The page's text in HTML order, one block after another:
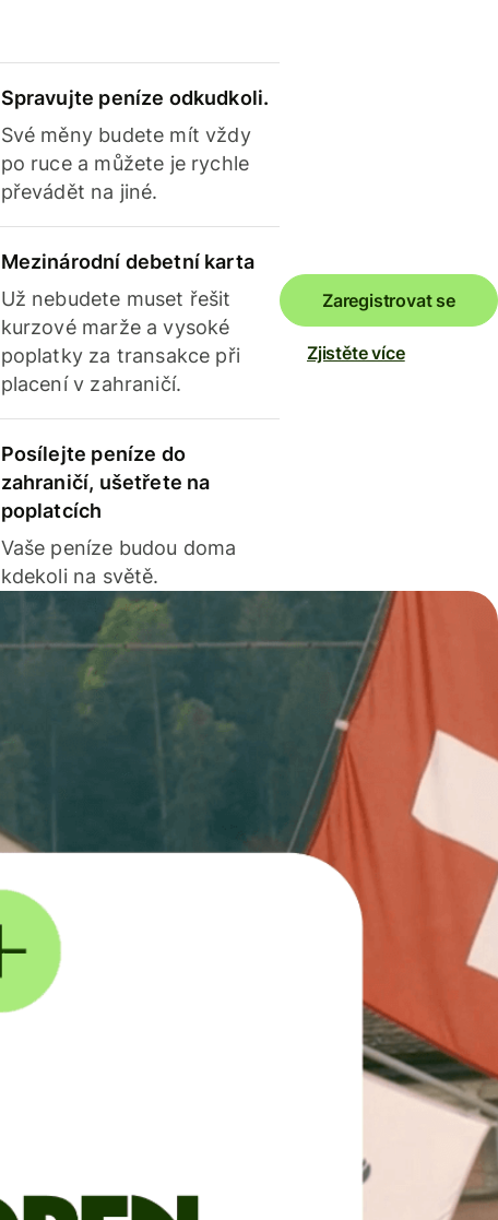
Spravujte peníze odkudkoli.
Své měny budete mít vždy
po ruce a můžete je rychle
převádět na jiné.
Mezinárodní debetní karta
Už nebudete muset řešit
kurzové marže a vysoké
poplatky za transakce při
placení v zahraničí.
Posílejte peníze do
zahraničí, ušetřete na
poplatcích
Vaše peníze budou doma
kdekoli na světě.
Zaregistrovat se
Zjistěte více